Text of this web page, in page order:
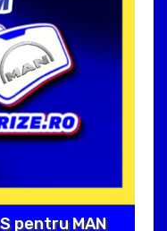
pentru MAN